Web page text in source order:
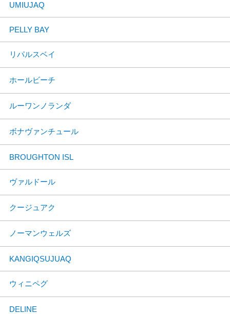
UMIUJAQ
PELLY BAY
リパルスベイ
ホールビーチ
ルーワンノランダ
ボナヴァンチュール
BROUGHTON ISL
ヴァルドール
クージュアク
ノーマンウェルズ
KANGIQSUJUAQ
ウィニペグ
DELINE